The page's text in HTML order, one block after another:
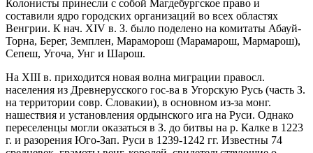
Колонисты принесли с собой Магдебургское право и
составили ядро городских организаций во всех областях
Венгрии. К нач. XIV в. З. было поделено на комитаты Абауй-
Торна, Берег, Земплен, Мараморош (Марамарош, Мармарош),
Сепеш, Угоча, Унг и Шарош.
На ХIII в. приходится новая волна миграции правосл.
населения из Древнерусского гос-ва в Угорскую Русь (часть З.
на территории совр. Словакии), в основном из-за монг.
нашествия и установления ордынского ига на Руси. Однако
переселенцы могли оказаться в З. до битвы на р. Калке в 1223
г. и разорения Юго-Зап. Руси в 1239-1242 гг. Известны 74